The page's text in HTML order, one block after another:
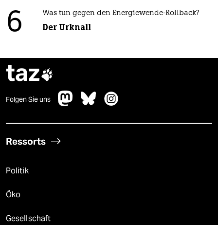
6 Was tun gegen den Energiewende-Rollback?
Der Urknall
taz
Folgen Sie uns
Ressorts
Politik
Öko
Gesellschaft